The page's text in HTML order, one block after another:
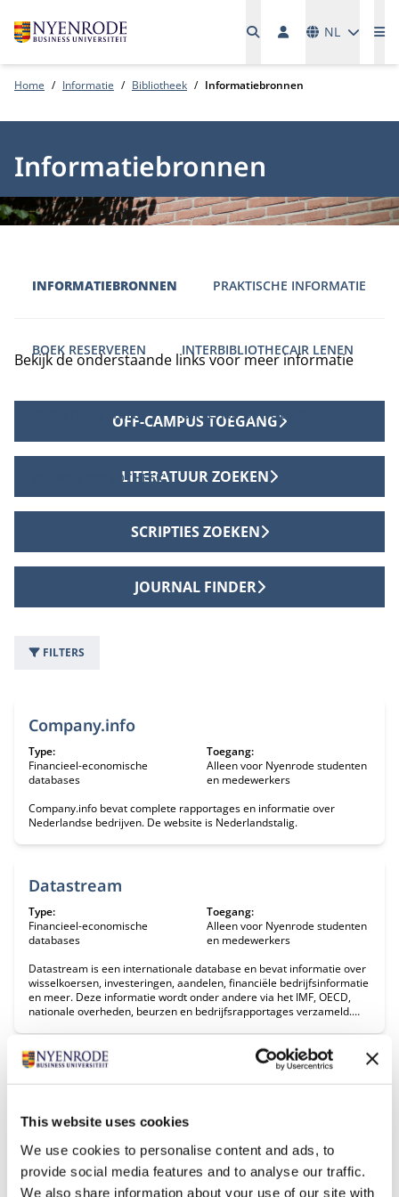
This website uses cookies
We use cookies to personalise content and ads, to
provide social media features and to analyse our traffic.
We also share information about your use of our site with
NL
Home Informatie Bibliotheek Informatiebronnen
Informatiebronnen
INFORMATIEBRONNEN PRAKTISCHE INFORMATIE
BOEK RESERVEREN INTERBIBLIOTHECAIR LENEN
DIENSTVERLENING OFF-CAMPUS TOEGANG
ALUMNI BIBLIOTHEEK
Bekijk de onderstaande links voor meer informatie
OFF-CAMPUS TOEGANG
LITERATUUR ZOEKEN
SCRIPTIES ZOEKEN
JOURNAL FINDER
FILTERS
Company.info
Type:
Financieel-economische
databases
Toegang:
Alleen voor Nyenrode studenten
en medewerkers
Company.info bevat complete rapportages en informatie over
Nederlandse bedrijven. De website is Nederlandstalig.
Datastream
Type:
Financieel-economische
databases
Toegang:
Alleen voor Nyenrode studenten
en medewerkers
Datastream is een internationale database en bevat informatie over
wisselkoersen, investeringen, aandelen, financiële bedrijfsinformatie
en meer. Deze informatie wordt onder andere via het IMF, OECD,
nationale overheden, beurzen en bedrijfsrapportages verzameld.
groei en internationaal vermogen.
Evonomics
Interessante links
Evonomics is een gratis toegankelijk online platform voor nieuwe
inzichten in een veranderende economie. De website bevat
bijdragen van verschillende Nobelprijswinnaars voor Economie,
psychologen, investeerders, biologen, financiële managers en